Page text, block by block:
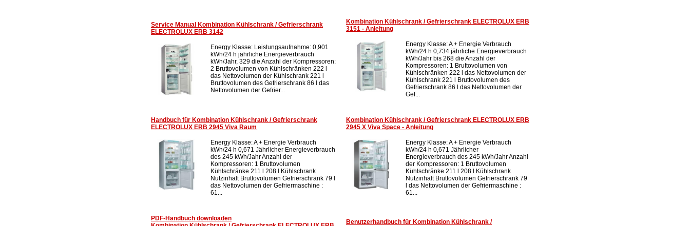
Service Manual Kombination Kühlschrank / Gefrierschrank
ELECTROLUX ERB 3142
Energy Klasse: Leistungsaufnahme: 0,901
kWh/24 h jährliche Energieverbrauch
kWh/Jahr, 329 die Anzahl der Kompressoren:
2 Bruttovolumen von Kühlschränken 222 l
das Nettovolumen der Kühlschrank 221 l
Bruttovolumen des Gefrierschrank 86 l das
Nettovolumen der Gefrier...
Kombination Kühlschrank / Gefrierschrank ELECTROLUX ERB
3151 - Anleitung
Energy Klasse: A + Energie Verbrauch
kWh/24 h 0,734 jährliche Energieverbrauch
kWh/Jahr bis 268 die Anzahl der
Kompressoren: 1 Bruttovolumen von
Kühlschränken 222 l das Nettovolumen der
Kühlschrank 221 l Bruttovolumen des
Gefrierschrank 86 l das Nettovolumen der
Gef...
Handbuch für Kombination Kühlschrank / Gefrierschrank
ELECTROLUX ERB 2945 Viva Raum
Energy Klasse: A + Energie Verbrauch
kWh/24 h 0,671 Jährlicher Energieverbrauch
des 245 kWh/Jahr Anzahl der
Kompressoren: 1 Bruttovolumen
Kühlschränke 211 l 208 l Kühlschrank
Nutzinhalt Bruttovolumen Gefrierschrank 79 l
das Nettovolumen der Gefriermaschine :
61...
Kombination Kühlschrank / Gefrierschrank ELECTROLUX ERB
2945 X Viva Space - Anleitung
Energy Klasse: A + Energie Verbrauch
kWh/24 h 0,671 Jährlicher
Energieverbrauch des 245 kWh/Jahr Anzahl
der Kompressoren: 1 Bruttovolumen
Kühlschränke 211 l 208 l Kühlschrank
Nutzinhalt Bruttovolumen Gefrierschrank 79
l das Nettovolumen der Gefriermaschine :
61...
PDF-Handbuch downloaden
Benutzerhandbuch für Kombination Kühlschrank /